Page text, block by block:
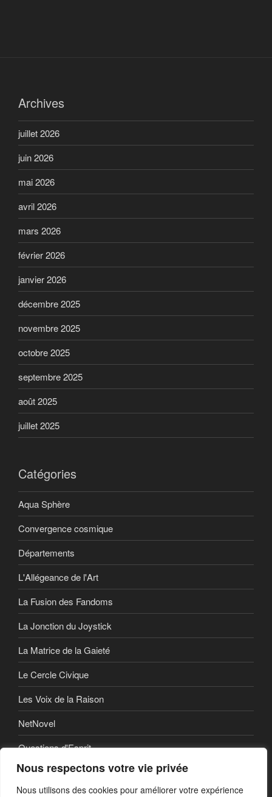
Nous respectons votre vie privée
Nous utilisons des cookies pour améliorer votre expérience
Archives
juillet 2026
juin 2026
mai 2026
avril 2026
mars 2026
février 2026
janvier 2026
décembre 2025
novembre 2025
octobre 2025
septembre 2025
août 2025
juillet 2025
Catégories
Aqua Sphère
Convergence cosmique
Départements
L'Allégeance de l'Art
La Fusion des Fandoms
La Jonction du Joystick
La Matrice de la Gaieté
Le Cercle Civique
Les Voix de la Raison
NetNovel
Questions d'Esprit
Série